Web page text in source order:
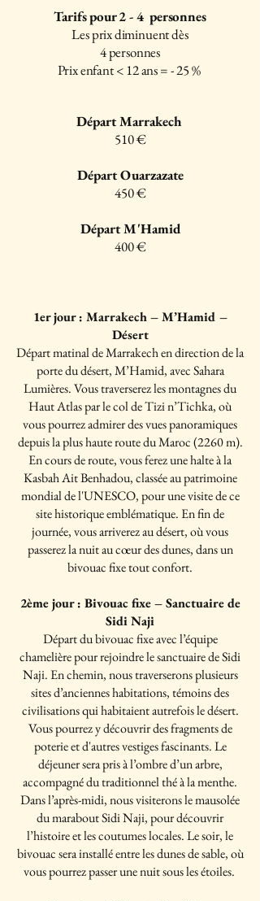
Tarifs pour 2 - 4 personnes
Les prix diminuent dès
4 personnes
Prix enfant < 12 ans = - 25 %
Départ Marrakech
510 €
Départ Ouarzazate
450 €
Départ M'Hamid
400 €
1er jour : Marrakech – M’Hamid –
Désert
Départ matinal de Marrakech en direction de la
porte du désert, M’Hamid, avec Sahara
Lumières. Vous traverserez les montagnes du
Haut Atlas par le col de Tizi n’Tichka, où
vous pourrez admirer des vues panoramiques
depuis la plus haute route du Maroc (2260 m).
En cours de route, vous ferez une halte à la
Kasbah Ait Benhadou, classée au patrimoine
mondial de l'UNESCO, pour une visite de ce
site historique emblématique. En fin de
journée, vous arriverez au désert, où vous
passerez la nuit au cœur des dunes, dans un
bivouac fixe tout confort.
2ème jour : Bivouac fixe – Sanctuaire de
Sidi Naji
Départ du bivouac fixe avec l’équipe
chamelière pour rejoindre le sanctuaire de Sidi
Naji. En chemin, nous traverserons plusieurs
sites d’anciennes habitations, témoins des
civilisations qui habitaient autrefois le désert.
Vous pourrez y découvrir des fragments de
poterie et d'autres vestiges fascinants. Le
déjeuner sera pris à l’ombre d’un arbre,
accompagné du traditionnel thé à la menthe.
Dans l’après-midi, nous visiterons le mausolée
du marabout Sidi Naji, pour découvrir
l’histoire et les coutumes locales. Le soir, le
bivouac sera installé entre les dunes de sable, où
vous pourrez passer une nuit sous les étoiles.